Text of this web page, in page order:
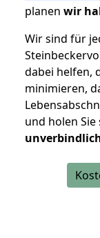
planen wir
Wir sind für
dabei helfen,
minimieren,
und holen Sie